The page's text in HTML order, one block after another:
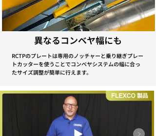
異なるコンベヤ幅にも
RCTPのプレートは専用のノッチャーと乗り継ぎプレー
トカッターを使うことでコンベヤシステムの幅に合っ
たサイズ調整が簡単に行えます。